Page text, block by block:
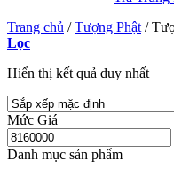
Trang chủ / Tượng Phật /
Lọc
Hiển thị kết quả duy nhất
Mức Giá
Giá
tối
Danh mục sản phẩm